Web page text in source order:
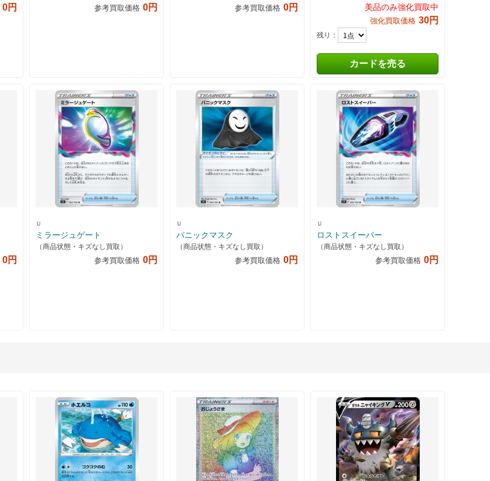
0円 参考買取価格 0円 参考買取価格 0円 美品のみ強化買取中
強化買取価格 30円
残り：
カードを売る
0円
Ｕ
ミラージュゲート
（商品状態・キズなし買取）
参考買取価格 0円
Ｕ
パニックマスク
（商品状態・キズなし買取）
参考買取価格 0円
Ｕ
ロストスイーパー
（商品状態・キズなし買取）
参考買取価格 0円